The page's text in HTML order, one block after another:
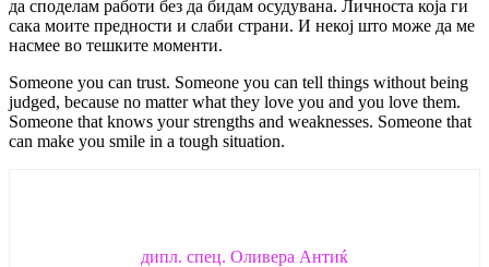
да споделам работи без да бидам осудувана. Личноста која ги
сака моите предности и слаби страни. И некој што може да ме
насмее во тешките моменти.
Someone you can trust. Someone you can tell things without being
judged, because no matter what they love you and you love them.
Someone that knows your strengths and weaknesses. Someone that
can make you smile in a tough situation.
дипл. спец. Оливера Антиќ